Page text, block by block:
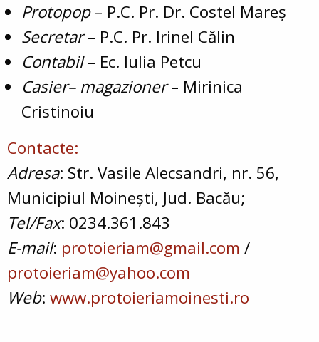
Protopop– P.C. Pr. Dr. Costel Mareş
Secretar– P.C. Pr. Irinel Călin
Contabil– Ec. Iulia Petcu
Casier– magazioner– Mirinica
Cristinoiu
Contacte:
Adresa: Str. Vasile Alecsandri, nr. 56,
Municipiul Moinești, Jud. Bacău;
Tel/Fax: 0234.361.843
E-mail: protoieriam@gmail.com /
protoieriam@yahoo.com
Web: www.protoieriamoinesti.ro